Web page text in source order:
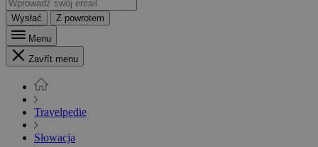
Wysłać
Z powrotem
Menu
Zavřít menu
Travelpedie
Słowacja